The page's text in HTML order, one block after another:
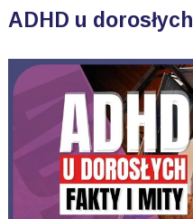
ADHD u dorosłych